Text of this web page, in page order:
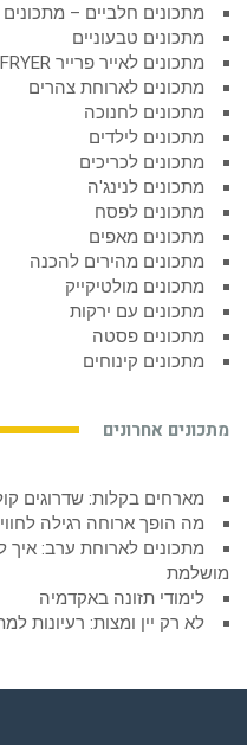
מתכונים חלביים –
מתכונים טבעוניים
מתכונים לאייר פרייר AIR FRYER
מתכונים לארוחת צהרים
מתכונים לחנוכה
מתכונים לילדים
מתכונים לכריכים
מתכונים לנינג'ה
מתכונים לפסח
מתכונים מאפים
מתכונים מהירים להכנה
מתכונים מולטיקייק
מתכונים עם ירקות
מתכונים פסטה
מתכונים קינוחים
מתכונים אחרונים
מארחים בקלות: שדרוגים
מה הופך ארוחה רגילה
מתכונים לארוחת ערב: איך
מושלמת
לימודי תזונה באקדמיה
לא רק יין ומצות: רעיונות